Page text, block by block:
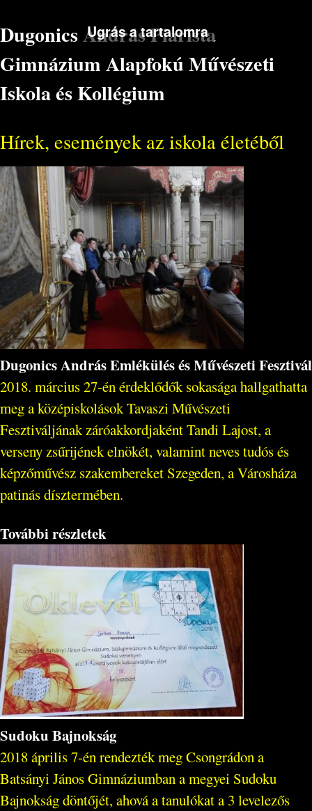
Ugrás a tartalomra
Dugonics András Piarista
Gimnázium Alapfokú Művészeti
Iskola és Kollégium
Hírek, események az iskola életéből
Dugonics András Emlékülés és Művészeti Fesztivál
2018. március 27-én érdeklődők sokasága hallgathatta
meg a középiskolások Tavaszi Művészeti
Fesztiváljának záróakkordjaként Tandi Lajost, a
verseny zsűrijének elnökét, valamint neves tudós és
képzőművész szakembereket Szegeden, a Városháza
patinás dísztermében.
További részletek
Sudoku Bajnokság
2018 április 7-én rendezték meg Csongrádon a
Batsányi János Gimnáziumban a megyei Sudoku
Bajnokság döntőjét, ahová a tanulókat a 3 levelezős